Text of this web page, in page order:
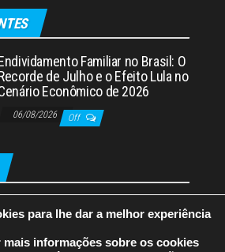
Familiar no Brasil: O
de Julho e o Efeito Lula no
Econômico de 2026
06/08/2026 Off
para lhe dar a melhor experiência
mais informações sobre os cookies